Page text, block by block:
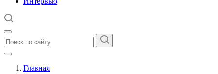
Главная